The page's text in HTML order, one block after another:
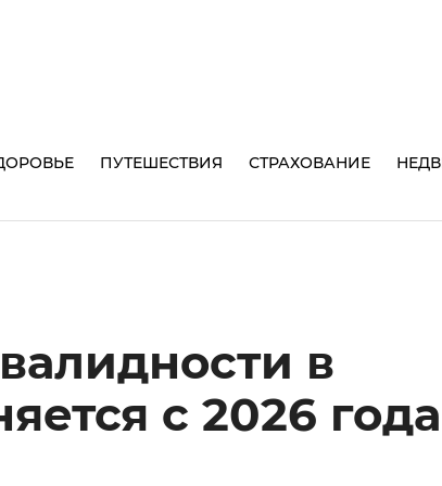
ПУТЕШЕСТВИЯ СТРАХОВАНИЕ
в
с 2026 года